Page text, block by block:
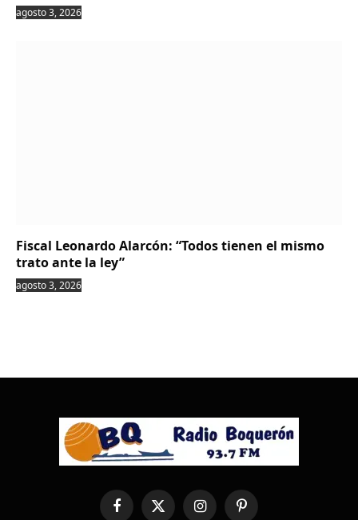
agosto 3, 2026
Fiscal Leonardo Alarcón: “Todos tienen el mismo
trato ante la ley”
agosto 3, 2026
FacebookX InstagramPinterest